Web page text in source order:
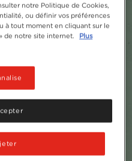
notre Politique de Cookies,
ou définir vos préférences
à tout moment en cliquant sur le
de notre site internet.
Plus